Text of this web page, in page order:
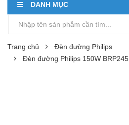
DANH MỤC
Trang chủ
Đèn đường Philips
Đèn đường Philips 150W BRP245